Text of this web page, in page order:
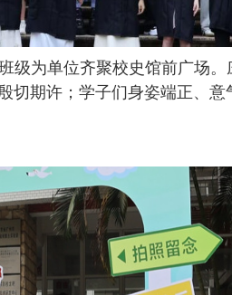
为单位齐聚校史馆前广场。
期许；学子们身姿端正、